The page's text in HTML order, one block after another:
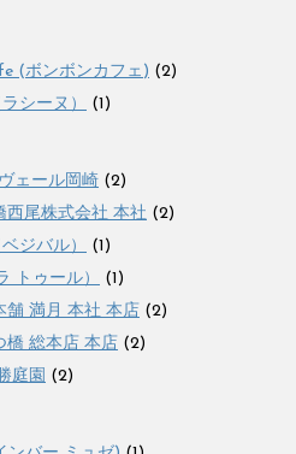
(ボンボンカフェ) (2)
シーヌ）
(1)
ェール岡崎 (2)
西尾株式会社 本社 (2)
ジバル）
(1)
トゥール）
(1)
舗 満月 本社 本店 (2)
橋 総本店 本店 (2)
庭園 (2)